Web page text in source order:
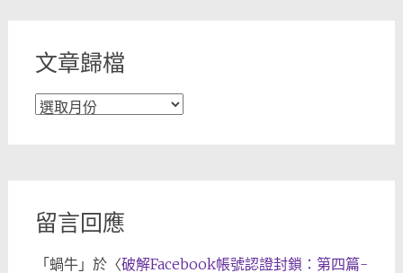
文章歸檔
文
留言回應
「 蝸牛」於〈破解Facebook帳號認證封鎖：第四篇-